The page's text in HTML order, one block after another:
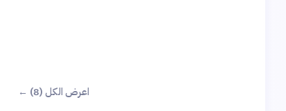
اعرض الكل (8) ←